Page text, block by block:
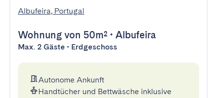
Albufeira, Portugal
Wohnung von 50m² • Albufeira
Max. 2 Gäste • Erdgeschoss
Autonome Ankunft
Handtücher und Bettwäsche inklusive